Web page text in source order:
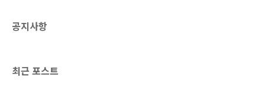
는 지출이 있다면 감면을 받아 총 소득과 지출을
시 한번 계..
공지사항
최근 포스트